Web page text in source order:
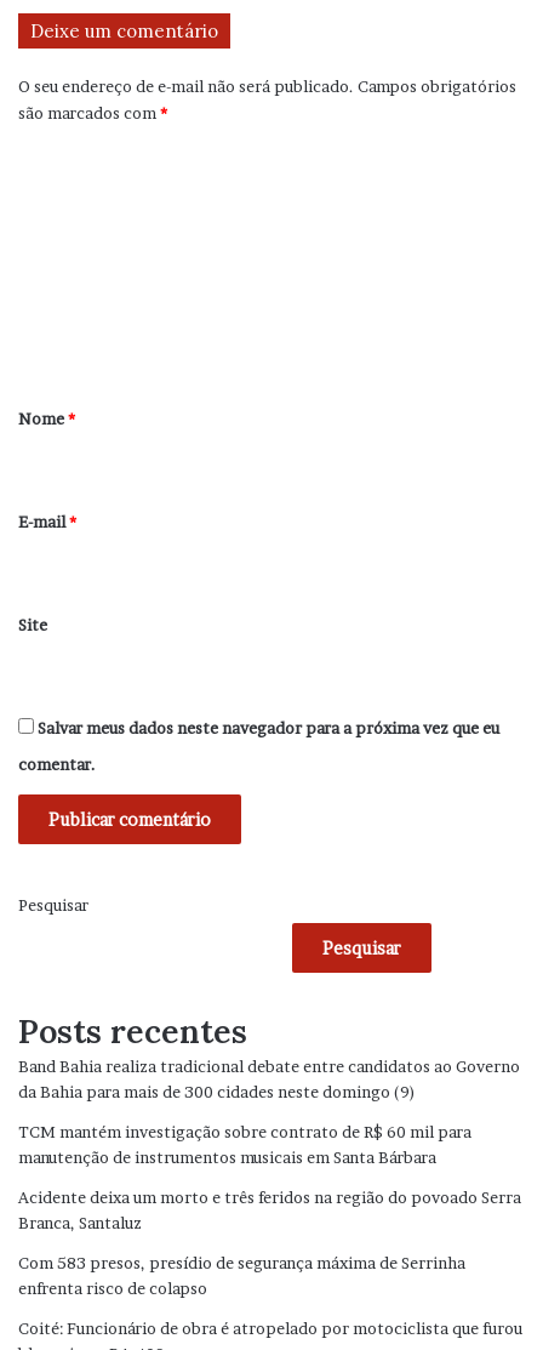
Deixe um comentário
O seu endereço de e-mail não será publicado. Campos obrigatórios
são marcados com *
r
*
Nome*
E-mail*
Site
Salvar meus dados neste navegador para a próxima vez que eu
comentar.
Pesquisar
Pesquisar
Posts recentes
Band Bahia realiza tradicional debate entre candidatos ao Governo
da Bahia para mais de 300 cidades neste domingo (9)
TCM mantém investigação sobre contrato de R$ 60 mil para
manutenção de instrumentos musicais em Santa Bárbara
Acidente deixa um morto e três feridos na região do povoado Serra
Branca, Santaluz
Com 583 presos, presídio de segurança máxima de Serrinha
enfrenta risco de colapso
Coité: Funcionário de obra é atropelado por motociclista que furou